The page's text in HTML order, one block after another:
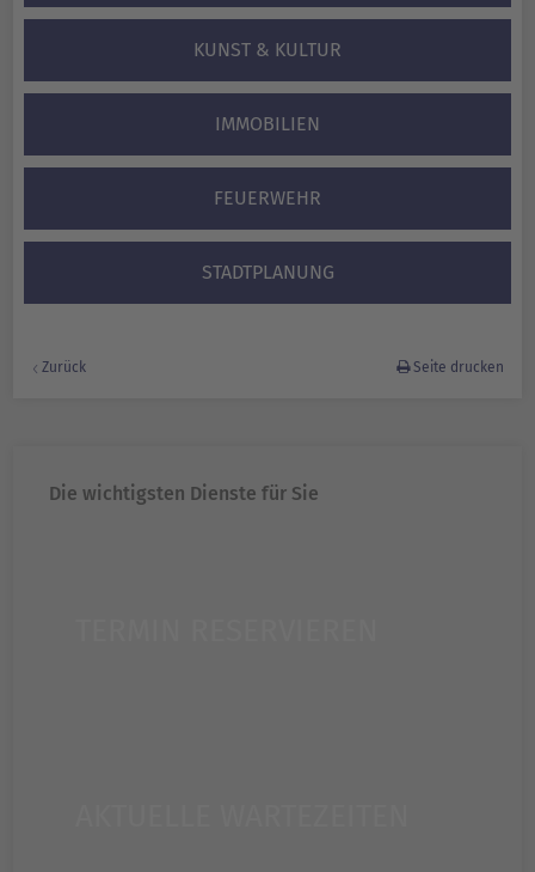
KUNST & KULTUR
IMMOBILIEN
FEUERWEHR
STADTPLANUNG
Zurück Seite drucken
Die wichtigsten Dienste für Sie